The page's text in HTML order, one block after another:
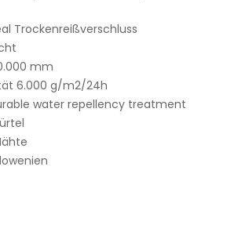
Trockenreißverschluss
mm
6.000 g/m2/24h
water repellency treatment